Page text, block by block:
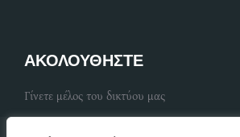
ΑΚΟΛΟΥΘΗΣΤΕ
Γίνετε μέλος του δικτύου μας